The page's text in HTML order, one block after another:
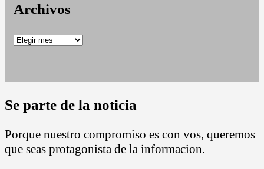
Archivos
Archivos
Se parte de la noticia
Porque nuestro compromiso es con vos, queremos
que seas protagonista de la informacion.